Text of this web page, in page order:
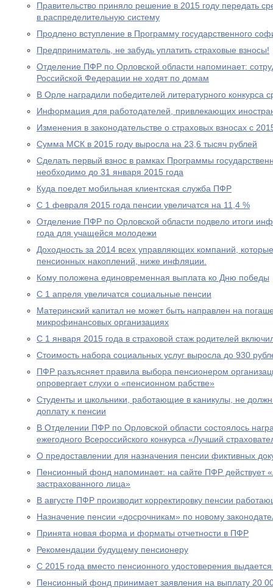
Правительство приняло решение в 2015 году передать
в распределительную систему
Продлено вступление в Программу государственного
Предприниматель, не забудь уплатить страховые взносы!
Отделение ПФР по Орловской области напоминает:
Российской Федерации не ходят по домам
В Орле наградили победителей литературного конкурса
Информация для работодателей, привлекающих
Изменения в законодательстве о страховых взносах с
Сумма МСК в 2015 году выросла на 23,6 тысяч рублей
Сделать первый взнос в рамках Программы
необходимо до 31 января 2015 года
Куда поедет мобильная клиентская служба ПФР
С 1 февраля 2015 года пенсии увеличатся на 11,4 %
Отделение ПФР по Орловской области подвело итоги
года для учащейся молодежи
Доходность за 2014 всех управляющих компаний,
пенсионных накоплений, ниже инфляции.
Кому положена единовременная выплата ко Дню победы
С 1 апреля увеличатся социальные пенсии
Материнский капитал не может быть направлен на
микрофинансовых организациях
С 1 января 2015 года в страховой стаж родителей
Стоимость набора социальных услуг выросла до 930
ПФР разъясняет правила выбора пенсионером
опровергает слухи о «пенсионном рабстве»
Студенты и школьники, работающие в каникулы, не
доплату к пенсии
В Отделении ПФР по Орловской области состоялось
ежегодного Всероссийского конкурса «Лучший
О предоставлении для назначения пенсии фиктивных
Пенсионный фонд напоминает: на сайте ПФР действует
застрахованного лица»
В августе ПФР производит корректировку пенсии
Назначение пенсии «досрочникам» по новому
Принята новая форма и форматы отчетности в ПФР
Рекомендации будущему пенсионеру
С 2015 года вместо пенсионного удостоверения выдается
Пенсионный фонд принимает заявления на выплату 20